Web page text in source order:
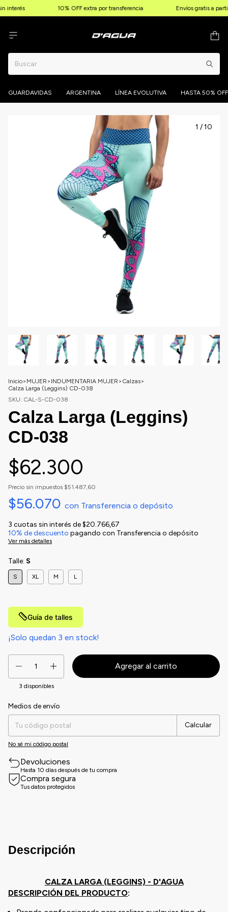
interés 10% OFF extra por transferencia Envíos gratis a
GUARDAVIDAS ARGENTINA LÍNEA EVOLUTIVA HASTA 50% OFF
1 /10
Inicio> MUJER > INDUMENTARIA MUJER > Calzas>
Calza Larga (Leggins) CD-038
SKU: CAL-S-CD-038
Calza Larga (Leggins)
CD-038
$62.300
Precio sin impuestos $51.487,60
$56.070 con Transferencia o depósito
3 cuotas sin interés de$20.766,67
10% de descuento pagando con Transferencia o depósito
Ver más detalles
Talle: S
S XL M L
Guía de talles
¡Solo quedan 3 en stock!
3 disponibles
Entregas para el CP:
Medios de envío
Calcular
No sé mi código postal
Devoluciones
Hasta 10 días después de tu compra
Compra segura
Tus datos protegidos
Descripción
CALZA LARGA (LEGGINS) - D'AGUA
DESCRIPCIÓN DEL PRODUCTO: